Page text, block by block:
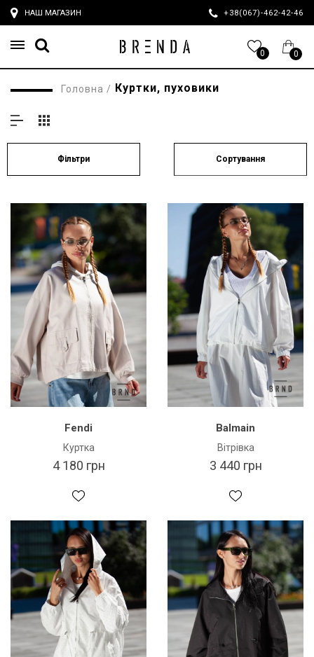
НАШ МАГАЗИН +38(067)-462-42-46
0 0
Головна / Куртки, пуховики
Фільтри Сортування
Fendi
Куртка
4 180 грн
Balmain
Вітрівка
3 440 грн